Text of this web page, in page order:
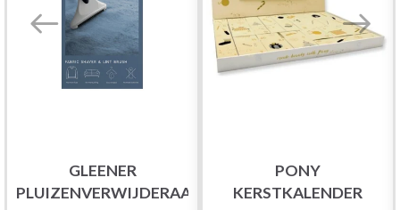
GLEENER
PLUIZENVERWIJDERAAR
PONY
KERSTKALENDER